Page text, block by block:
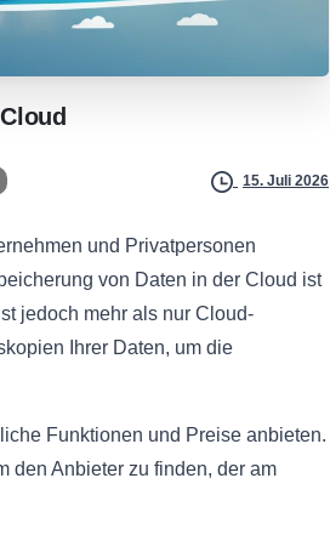
Cloud
15. Juli 2026
und Privatpersonen
von Daten in der Cloud ist
jedoch mehr als nur Cloud-
Ihrer Daten, um die
Funktionen und Preise anbieten.
den Anbieter zu finden, der am